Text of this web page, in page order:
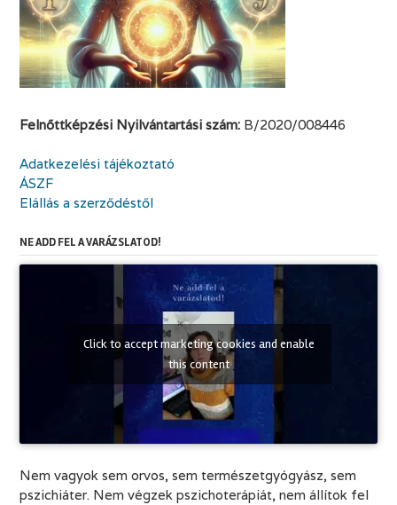
Felnőttképzési Nyilvántartási szám: B/2020/008446
Adatkezelési tájékoztató
ÁSZF
Elállás a szerződéstől
NE ADD FEL A VARÁZSLATOD!
Click to accept marketing cookies and enable
this content
Nem vagyok sem orvos, sem természetgyógyász, sem
pszichiáter. Nem végzek pszichoterápiát, nem állítok fel